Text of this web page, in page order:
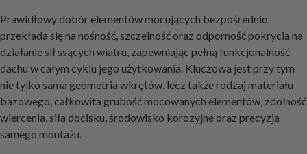
Prawidłowy dobór elementów mocujących bezpośrednio
przekłada się na nośność, szczelność oraz odporność pokrycia na
działanie sił ssących wiatru, zapewniając pełną funkcjonalność
dachu w całym cyklu jego użytkowania. Kluczowa jest przy tym
nie tylko sama geometria wkrętów, lecz także rodzaj materiału
bazowego, całkowita grubość mocowanych elementów, zdolność
wiercenia, siła docisku, środowisko korozyjne oraz precyzja
samego montażu.